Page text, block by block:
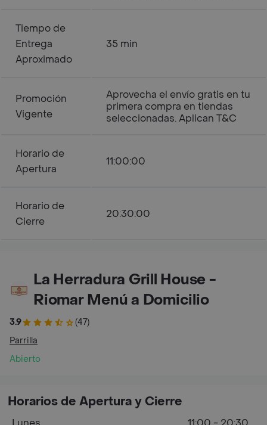
Tiempo de
Entrega
Aproximado
35 min
Promoción
Vigente
Aprovecha el envío gratis en tu
primera compra en tiendas
seleccionadas. Aplican T&C
Horario de
Apertura
11:00:00
Horario de
Cierre
20:30:00
La Herradura Grill House -
Riomar Menú a Domicilio
3.9
(47)
Parrilla
Abierto
Horarios de Apertura y Cierre